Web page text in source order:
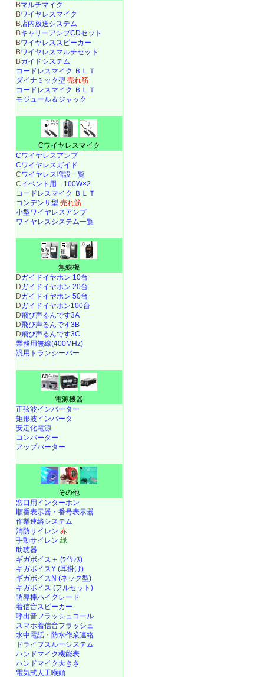
Bマルチマイク
Bワイヤレスマイク
B店内放送システム
BキャリーアンプCDセット
Bワイヤレススピーカー
Bワイヤレスマルチセット
Bガイドシステム
コードレスマイク ＢＬＴ
ダイナミック型 売れ筋
コードレスマイク ＢＬＴ
モジュール＆ジャック
Cワイヤレスマイク
Cワイヤレスアンプ
Cワイヤレスガイド
Cワイヤレス増設一覧
Cイベント用 100W×2
コードレスマイク ＢＬＴ
コンデンサ型 売れ筋
小型ワイヤレスアンプ
ワイヤレスシステム一覧
無線機
Dガイドイヤホン 10台
Dガイドイヤホン 20台
Dガイドイヤホン 50台
Dガイドイヤホン100台
D飛び声るんです3A
D飛び声るんです3B
D飛び声るんです3C
業務用無線(400MHz)
汎用トランシーバー
電源機器
正弦波インバーター
矩形波インバータ
安定化電源
コンバーター
アップバーター
その他
窓口用インターホン
順番表示器・番号表示器
作業連絡システム
消防サイレン 赤
手動サイレン 緑
助聴器
ギガボイス＋ (ﾜｲﾔﾚｽ)
ギガボイスY (耳掛け)
ギガボイスN (ネック型)
ギガボイス (フルセット)
誘導棒ハイグレード
着信音スピーカー
呼出音フラッシュコール
スマホ着信音フラッシュ
水中電話 ・ 防水作業連絡
ドライブスルーシステム
ハンドマイク機能表
ハンドマイク大きさ
電気式人工喉頭